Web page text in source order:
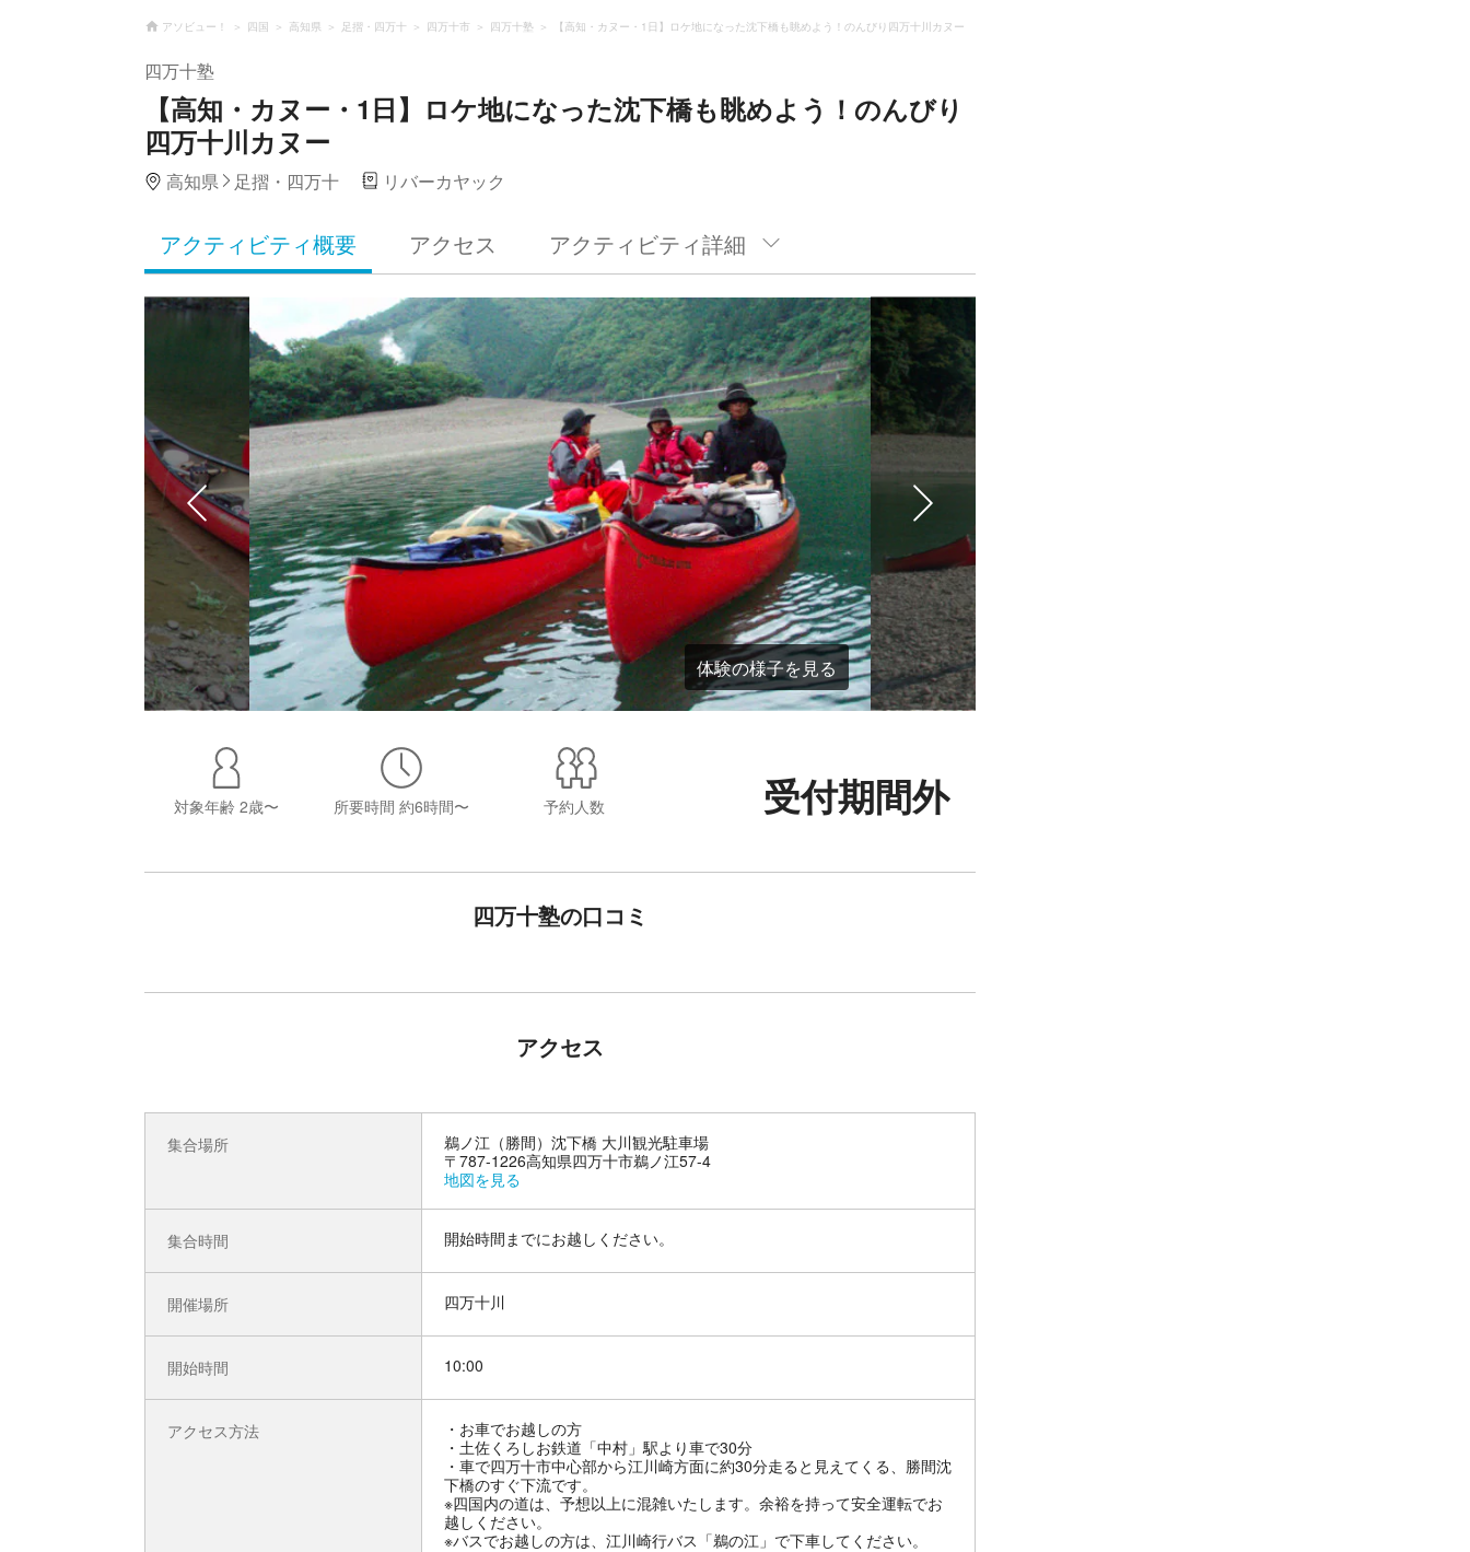
アソビュー！ 四国 高知県 足摺・四万十 四万十市 四万十塾 【高知・カヌー・1日】ロケ地になった沈下橋も眺めよう！のんびり四万十川カヌー
四万十塾
【高知・カヌー・1日】ロケ地になった沈下橋も眺めよう！のんびり
四万十川カヌー
高知県 足摺・四万十 リバーカヤック
アクティビティ概要 アクセス アクティビティ詳細
体験の様子を見る
対象年齢 2歳〜 所要時間 約6時間〜 予約人数 受付期間外
四万十塾の口コミ
アクセス
集合場所
鵜ノ江（勝間）沈下橋 大川観光駐車場
〒787-1226高知県四万十市鵜ノ江57-4
地図を見る
集合時間 開始時間までにお越しください。
開催場所 四万十川
開始時間 10:00
アクセス方法
お車でお越しの方
・土佐くろしお鉄道「中村」駅より車で30分
・車で四万十市中心部から江川崎方面に約30分走ると見えてくる、勝間沈
下橋のすぐ下流です。
※四国内の道は、予想以上に混雑いたします。余裕を持って安全運転でお
越しください。
※バスでお越しの方は、江川崎行バス「鵜の江」で下車してください。